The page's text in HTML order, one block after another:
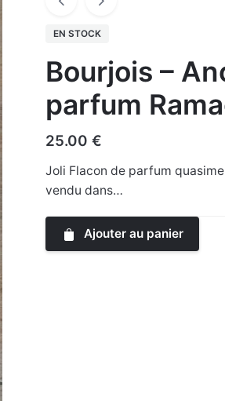
EN STOCK
Bourjois –
parfum
25.00 €
Joli Flacon de parfum
vendu dans…
Ajouter au panier